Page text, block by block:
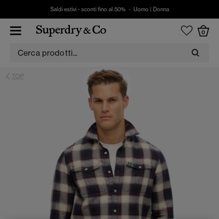
Saldi estivi - sconti fino al 50% - Uomo Donna
0
TOP